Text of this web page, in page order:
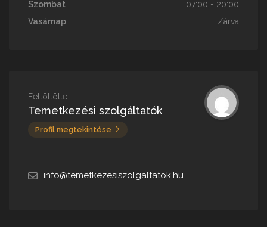
Szombat
07:00 - 20:00
Vasárnap
Zárva
Feltöltötte
Temetkezési szolgáltatók
Profil megtekintése
info@temetkezesiszolgaltatok.hu